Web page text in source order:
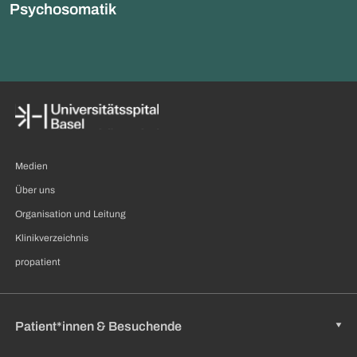
Psychosomatik
Medien
Über uns
Organisation und Leitung
Klinikverzeichnis
propatient
Patient*innen & Besuchende